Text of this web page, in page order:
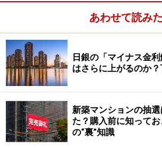
り、実際のローン金利とは必ずし
まで購入予算を考える場合の目安
期間も1年刻みで設定できる金
お、住宅情報誌などの巻末には実
早見表が出ていることも多いので
ることをお勧めします。
あわせて読み
日銀の「マイナス金
はさらに上がるのか
新築マンションの抽
た？購入前に知って
の“裏”知識